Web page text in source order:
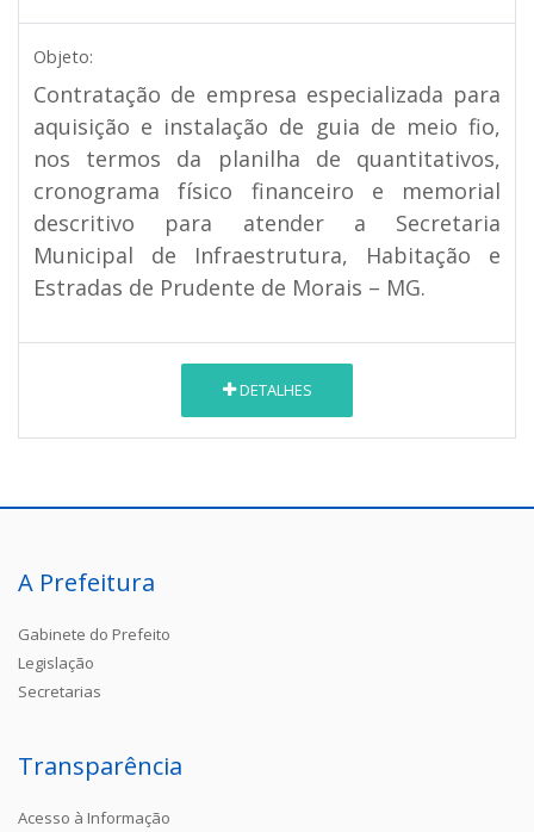
Objeto:
Contratação de empresa especializada para
aquisição e instalação de guia de meio fio,
nos termos da planilha de quantitativos,
cronograma físico financeiro e memorial
descritivo para atender a Secretaria
Municipal de Infraestrutura, Habitação e
Estradas de Prudente de Morais – MG.
DETALHES
A Prefeitura
Gabinete do Prefeito
Legislação
Secretarias
Transparência
Acesso à Informação